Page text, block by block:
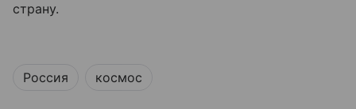
страну.
Россия космос